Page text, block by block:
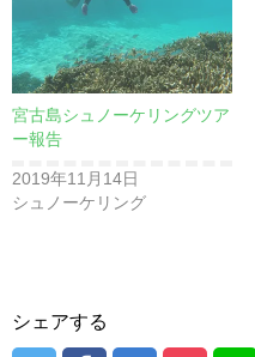
宮古島シュノーケリングツア
ー報告
2019年11月14日
シュノーケリング
シェアする